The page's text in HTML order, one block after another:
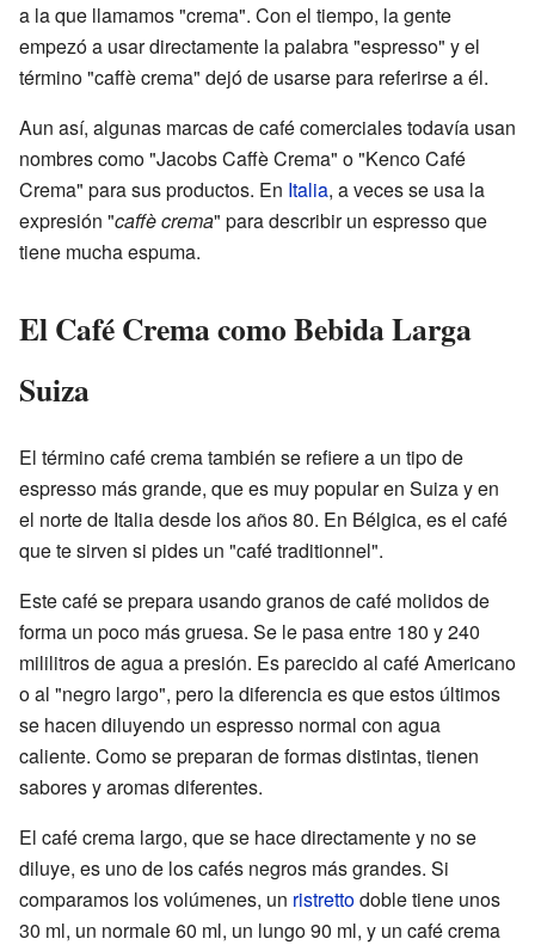
a la que llamamos "crema". Con el tiempo, la gente
empezó a usar directamente la palabra "espresso" y el
término "caffè crema" dejó de usarse para referirse a él.
Aun así, algunas marcas de café comerciales todavía usan
nombres como "Jacobs Caffè Crema" o "Kenco Café
Crema" para sus productos. En Italia, a veces se usa la
expresión "caffè crema" para describir un espresso que
tiene mucha espuma.
El Café Crema como Bebida Larga
Suiza
El término café crema también se refiere a un tipo de
espresso más grande, que es muy popular en Suiza y en
el norte de Italia desde los años 80. En Bélgica, es el café
que te sirven si pides un "café traditionnel".
Este café se prepara usando granos de café molidos de
forma un poco más gruesa. Se le pasa entre 180 y 240
mililitros de agua a presión. Es parecido al café Americano
o al "negro largo", pero la diferencia es que estos últimos
se hacen diluyendo un espresso normal con agua
caliente. Como se preparan de formas distintas, tienen
sabores y aromas diferentes.
El café crema largo, que se hace directamente y no se
diluye, es uno de los cafés negros más grandes. Si
comparamos los volúmenes, un ristrettodoble tiene unos
30 ml, un normale 60 ml, un lungo 90 ml, y un café crema